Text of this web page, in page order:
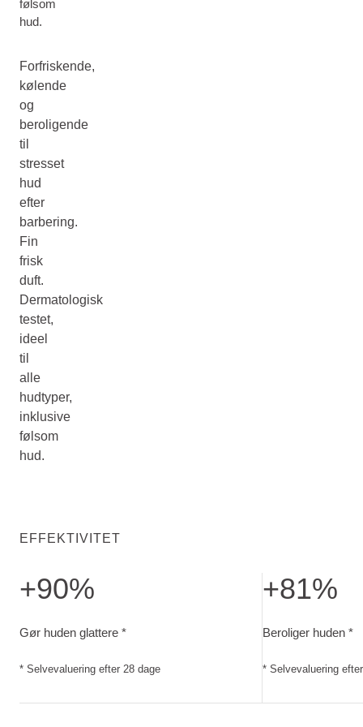
følsom
hud.
Forfriskende,
kølende
og
beroligende
til
stresset
hud
efter
barbering.
Fin
frisk
duft.
Dermatologisk
testet,
ideel
til
alle
hudtyper,
inklusive
følsom
hud.
EFFEKTIVITET
+90%
Gør huden glattere *
* Selvevaluering efter 28 dage
+81%
Beroliger huden *
* Selvevaluering